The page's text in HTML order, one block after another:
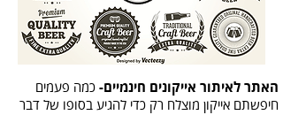
האתר לאיתור אייקונים חינמיים- כמה פעמים
חיפשתם אייקון מוצלח רק כדי להגיע בסופו של דבר